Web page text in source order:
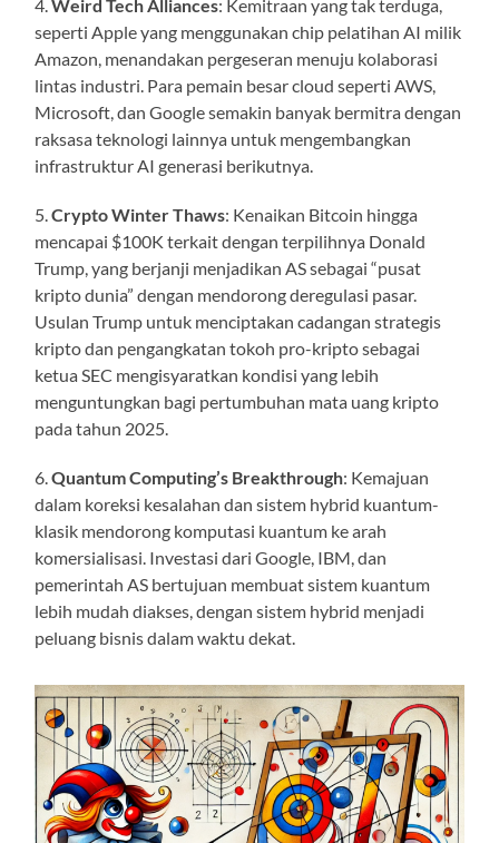
4.Weird Tech Alliances: Kemitraan yang tak terduga,
seperti Apple yang menggunakan chip pelatihan AI milik
Amazon, menandakan pergeseran menuju kolaborasi
lintas industri. Para pemain besar cloud seperti AWS,
Microsoft, dan Google semakin banyak bermitra dengan
raksasa teknologi lainnya untuk mengembangkan
infrastruktur AI generasi berikutnya.
5.Crypto Winter Thaws: Kenaikan Bitcoin hingga
mencapai $100K terkait dengan terpilihnya Donald
Trump, yang berjanji menjadikan AS sebagai “pusat
kripto dunia” dengan mendorong deregulasi pasar.
Usulan Trump untuk menciptakan cadangan strategis
kripto dan pengangkatan tokoh pro-kripto sebagai
ketua SEC mengisyaratkan kondisi yang lebih
menguntungkan bagi pertumbuhan mata uang kripto
pada tahun 2025.
6.Quantum Computing’s Breakthrough: Kemajuan
dalam koreksi kesalahan dan sistem hybrid kuantum-
klasik mendorong komputasi kuantum ke arah
komersialisasi. Investasi dari Google, IBM, dan
pemerintah AS bertujuan membuat sistem kuantum
lebih mudah diakses, dengan sistem hybrid menjadi
peluang bisnis dalam waktu dekat.